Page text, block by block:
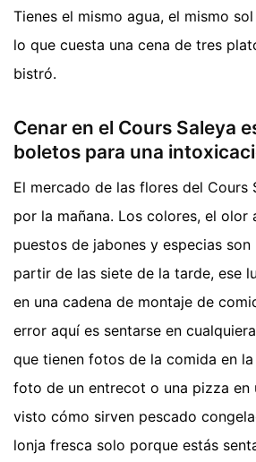
Tienes el mismo agua, el mismo
lo que cuesta una cena de tres
bistró.
Cenar en el Cours Saleya
boletos para una
El mercado de las flores del Cours
por la mañana. Los colores, el olor
puestos de jabones y especias son
partir de las siete de la tarde, ese
en una cadena de montaje de
error aquí es sentarse en
que tienen fotos de la comida en
foto de un entrecot o una pizza en
visto cómo sirven pescado
lonja fresca solo porque estás